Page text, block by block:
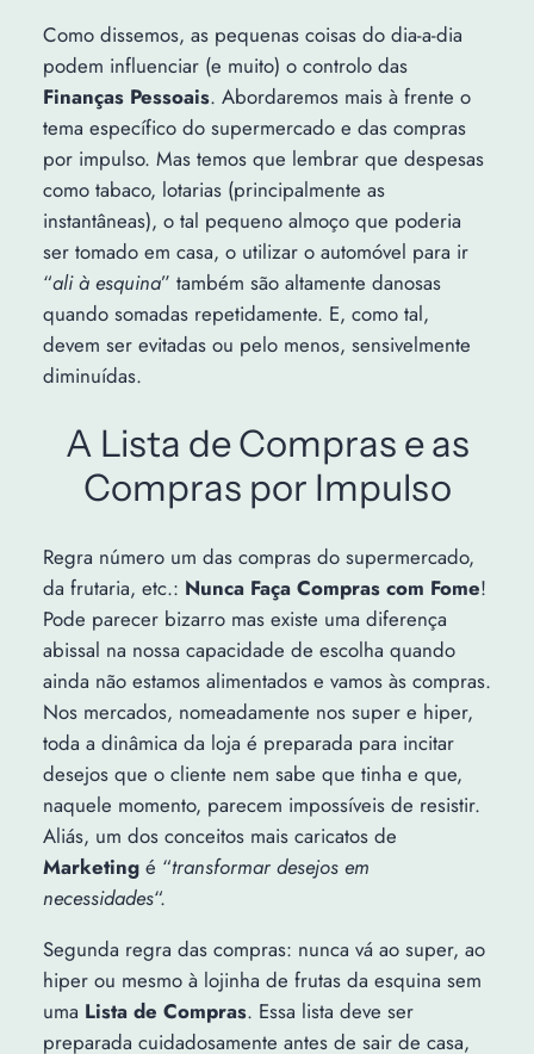
Como dissemos, as pequenas coisas do dia-a-dia
podem influenciar (e muito) o controlo das
Finanças Pessoais. Abordaremos mais à frente o
tema específico do supermercado e das compras
por impulso. Mas temos que lembrar que despesas
como tabaco, lotarias (principalmente as
instantâneas), o tal pequeno almoço que poderia
ser tomado em casa, o utilizar o automóvel para ir
“ali à esquina” também são altamente danosas
quando somadas repetidamente. E, como tal,
devem ser evitadas ou pelo menos, sensivelmente
diminuídas.
A Lista de Compras e as
Compras por Impulso
Regra número um das compras do supermercado,
da frutaria, etc.: Nunca Faça Compras com Fome!
Pode parecer bizarro mas existe uma diferença
abissal na nossa capacidade de escolha quando
ainda não estamos alimentados e vamos às compras.
Nos mercados, nomeadamente nos super e hiper,
toda a dinâmica da loja é preparada para incitar
desejos que o cliente nem sabe que tinha e que,
naquele momento, parecem impossíveis de resistir.
Aliás, um dos conceitos mais caricatos de
Marketingé “transformar desejos em
necessidades“.
Segunda regra das compras: nunca vá ao super, ao
hiper ou mesmo à lojinha de frutas da esquina sem
uma Lista de Compras. Essa lista deve ser
preparada cuidadosamente antes de sair de casa,